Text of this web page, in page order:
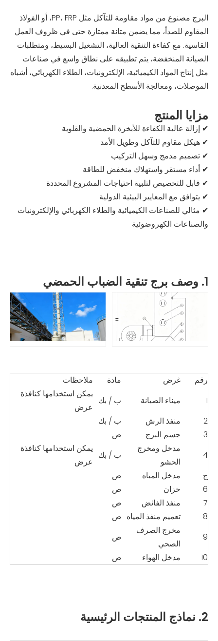
البرج مصنوع من مواد مقاومة للتآكل مثل PP، FRP، أو الفولاذ
المقاوم للصدأ، مما يضمن متانة ممتازة حتى في ظروف العمل
القاسية. مع كفاءة التنقية العالية، التشغيل البسيط، ومتطلبات
الصيانة المنخفضة، يتم تطبيقه على نطاق واسع في صناعات
مثل إنتاج المواد الكيميائية، الإلكترونيات، الطلاء الكهربائي، أشباه
الموصلات، ومعالجة الأسطح المعدنية.
مزايا المنتج
✔ إزالة عالية الكفاءة للأبخرة الحمضية والقلوية
✔ هيكل مقاوم للتآكل وطويل الأمد
✔ تصميم مدمج وسهل التركيب
✔ أداء مستقر واستهلاك منخفض للطاقة
✔ قابل للتخصيص لتلبية احتياجات المشروع المحددة
✔ يتوافق مع المعايير البيئية الدولية
✔ مثالي للصناعات الكيميائية والطلاء الكهربائي والإلكترونيات
والصناعات الكهروضوئية
1. وصف برج تنقية الضباب الحمضي
رقم غرض مادة
ملاحظات
1
ميناء الصيانة ب / بك
يمكن استخدامها كنافذة
عرض
2
منفذ الرش
ب / بك
3
جسم البرج
ص
4
مدخل ومخرج
الحشو
ب / بك
يمكن استخدامها كنافذة
عرض
ج
مدخل المياه
ص
6
خزان
ص
7
منفذ الفائض
ص
8
تعميم منفذ المياه ص
9
مخرج الصرف
الصحي
ص
10
مدخل الهواء ص
2. نماذج المنتجات الرئيسية